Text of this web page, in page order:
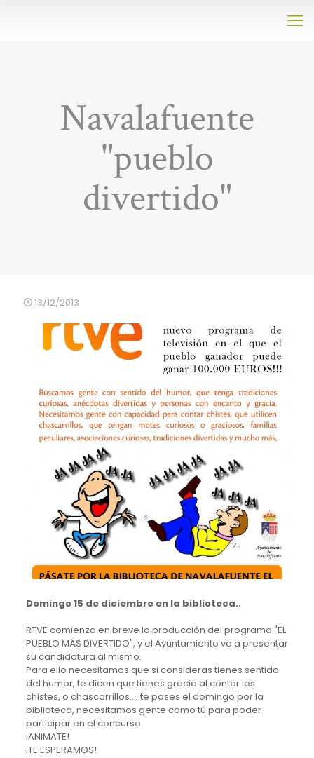
Navalafuente
"pueblo
divertido"
13/12/2013
Domingo 15 de diciembre en la biblioteca..
RTVE comienza en breve la producción del programa "EL
PUEBLO MÁS DIVERTIDO", y el Ayuntamiento va a presentar
su candidatura al mismo.
Para ello necesitamos que si consideras tienes sentido
del humor, te dicen que tienes gracia al contar los
chistes, o chascarrillos…..te pases el domingo por la
biblioteca, necesitamos gente como tú para poder
participar en el concurso.
¡ANIMATE!
¡TE ESPERAMOS!